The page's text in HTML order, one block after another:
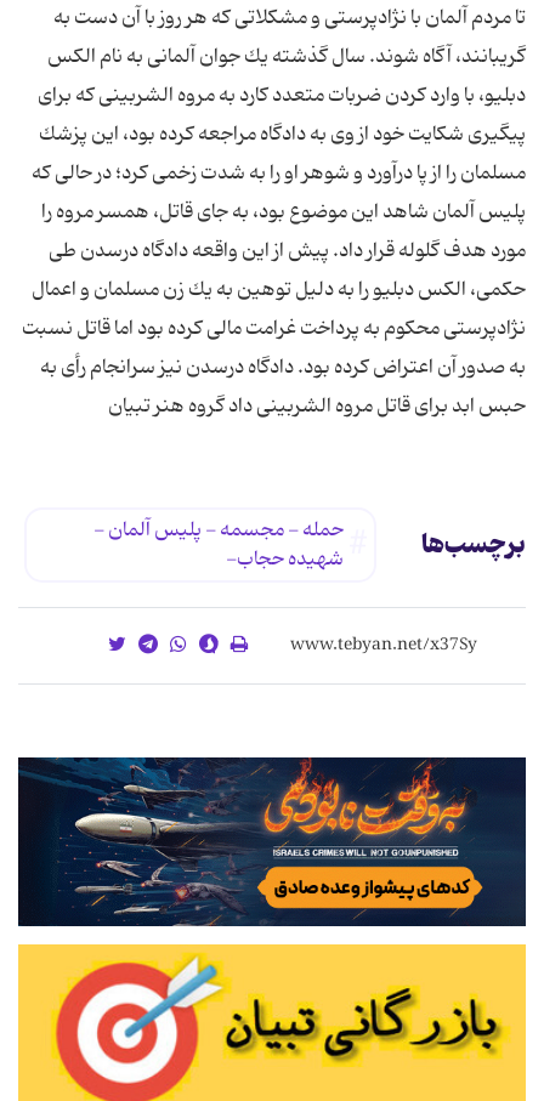
تا مردم آلمان با نژادپرستی‌ و مشكلاتی كه هر روز با آن دست به
گریبانند، آگاه شوند. سال گذشته یك جوان آلمانی به نام الكس
دبلیو، با وارد كردن ضربات متعدد كارد به مروه الشربینی كه برای
پیگیری شكایت خود از وی به دادگاه مراجعه كرده بود، این پزشك
مسلمان را از پا درآورد و شوهر او را به شدت زخمی كرد؛ در حالی كه
پلیس آلمان شاهد این موضوع بود، به جای قاتل، همسر مروه را
مورد هدف گلوله قرار داد. پیش از این واقعه دادگاه درسدن طی
حكمی، الكس دبلیو را به دلیل توهین به یك زن مسلمان و اعمال
نژادپرستی محكوم به پرداخت غرامت مالی كرده بود اما قاتل نسبت
به صدور آن اعتراض كرده بود. دادگاه درسدن نیز سرانجام رأی به
حبس ابد برای قاتل مروه الشربینی داد گروه هنر تبیان
برچسب‌ها
حمله - مجسمه - پلیس آلمان -
شهیده حجاب-